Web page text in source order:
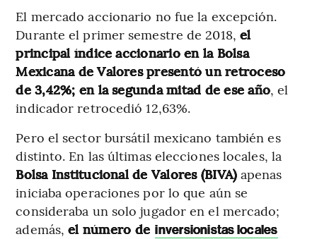
El mercado accionario no fue la excepción.
Durante el primer semestre de 2018, el
principal índice accionario en la Bolsa
Mexicana de Valores presentó un retroceso
de 3,42%; en la segunda mitad de ese año, el
indicador retrocedió 12,63%.
Pero el sector bursátil mexicano también es
distinto. En las últimas elecciones locales, la
Bolsa Institucional de Valores (BIVA) apenas
iniciaba operaciones por lo que aún se
consideraba un solo jugador en el mercado;
además,el número de inversionistas locales